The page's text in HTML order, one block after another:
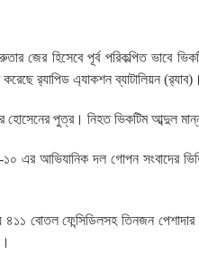
জের হিসেবে পূর্ব পরিকল্পিত ভাবে
র‌্যাপিড এ্যাকশন ব্যাটালিয়ন (র‌্যাব)।
হোসেনের পুত্র। নিহত ভিকটিম আব্দুল
এর আভিযানিক দল গোপন সংবাদের
বোতল ফেন্সিডিলসহ তিনজন পেশাদার